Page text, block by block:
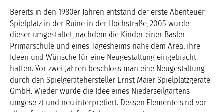
Bereits in den 1980er Jahren entstand der erste Abenteuer-
Spielplatz in der Ruine in der Hochstraße, 2005 wurde
dieser umgestaltet, nachdem die Kinder einer Basler
Primarschule und eines Tagesheims nahe dem Areal ihre
Ideen und Wünsche für eine Neugestaltung eingebracht
hatten. Vor zwei Jahren beschloss man eine Neugestaltung
durch den Spielgerätehersteller Ernst Maier Spielplatzgeräte
GmbH. Wieder wurde die Idee eines Niederseilgartens
umgesetzt und neu interpretiert. Dessen Elemente sind vor